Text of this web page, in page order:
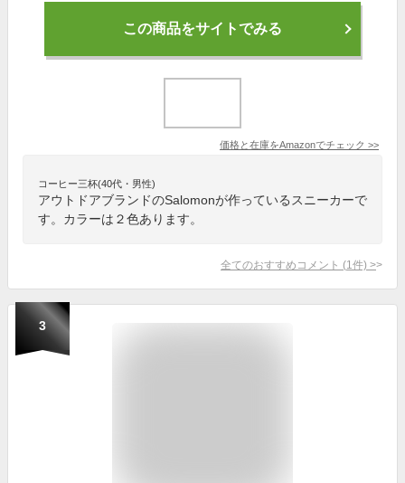
この商品をサイトでみる
価格と在庫をAmazonでチェック >>
コーヒー三杯(40代・男性)
アウトドアブランドのSalomonが作っているスニーカーで
す。カラーは２色あります。
全てのおすすめコメント (1 件) >
3